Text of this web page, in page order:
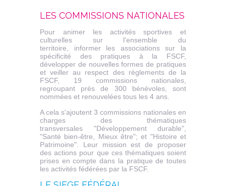
LES COMMISSIONS NATIONALES
Pour animer les activités sportives et
culturelles sur l'ensemble du
territoire, informer les associations sur la
spécificité des pratiques à la FSCF,
développer de nouvelles formes de pratiques
et veiller au respect des règlements de la
FSCF, 19 commissions nationales,
regroupant près de 300 bénévoles, sont
nommées et renouvelées tous les 4 ans.
A cela s'ajoutent 3 commissions nationales en
charges des thématiques
transversales "Développement durable",
"Santé bien-être, Mieux être"; et "Histoire et
Patrimoine". Leur mission est de proposer
des actions pour que ces thématiques soient
prises en compte dans la pratique de toutes
les activités fédérées par la FSCF.